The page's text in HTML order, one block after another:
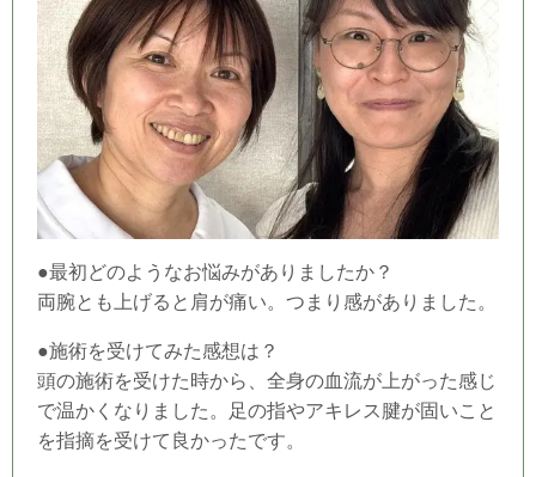
●最初どのようなお悩みがありましたか？
両腕とも上げると肩が痛い。つまり感がありました。
●施術を受けてみた感想は？
頭の施術を受けた時から、全身の血流が上がった感じ
で温かくなりました。足の指やアキレス腱が固いこと
を指摘を受けて良かったです。